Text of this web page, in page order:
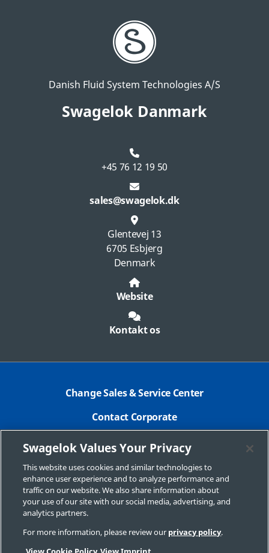
Danish Fluid System Technologies A/S
Swagelok Danmark
+45 76 12 19 50
sales@swagelok.dk
Glentevej 13
6705 Esbjerg
Denmark
Website
Kontakt os
Change Sales & Service Center
Contact Corporate
Safe Product Selection
Legal
Swagelok.com
© 2015 Swagelok Company
Swagelok Values Your Privacy
This website uses cookies and similar technologies to
enhance user experience and to analyze performance and
traffic on our website. We also share information about
your use of our site with our social media, advertising, and
analytics partners.
For more information, please review our privacy policy.